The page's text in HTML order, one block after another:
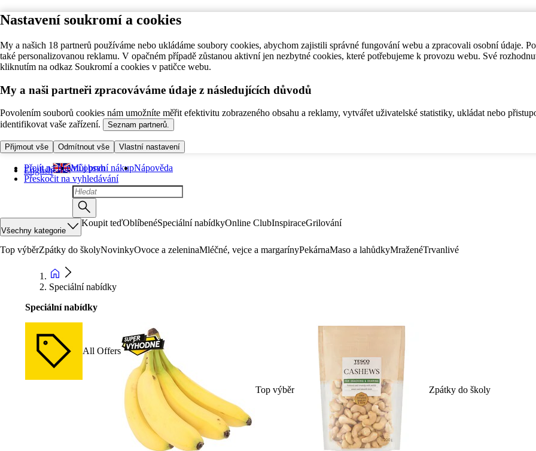
Nastavení soukromí a cookies
My a našich 18 partnerů používáme nebo ukládáme soubory cookies, abychom zajistili správné fungování webu a zpracovali osobní údaje.
také personalizovanou reklamu. V opačném případě zůstanou aktivní jen nezbytné cookies, které potřebujeme k provozu webu. Své
kliknutím na odkaz Soukromí a cookies v patičce webu.
My a naši partneři zpracováváme údaje z následujících důvodů
Povolením souborů cookies nám umožníte měřit efektivitu zobrazeného obsahu a reklamy, vytvářet uživatelské statistiky, ukládat nebo
identifikovat vaše zařízení.
Seznam partnerů.
Přijmout vše Odmítnout vše Vlastní nastavení
Přejít na hlavní obsah
Přeskočit na vyhledávání
English Můj první nákupNápověda
Všechny kategorie
Koupit teďOblíbenéSpeciální nabídkyOnline ClubInspiraceGrilování
Top výběrZpátky do školyNovinkyOvoce a zeleninaMléčné, vejce a margarínyPekárnaMaso a lahůdkyMraženéTrvanlivé
Speciální nabídky
Speciální nabídky
All Offers
Top výběr Zpátky do školy